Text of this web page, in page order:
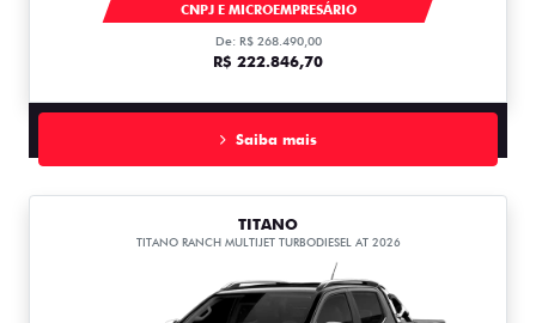
CNPJ E MICROEMPRESÁRIO
De: R$ 268.490,00
R$ 222.846,70
Saiba mais
TITANO
TITANO RANCH MULTIJET TURBODIESEL AT 2026